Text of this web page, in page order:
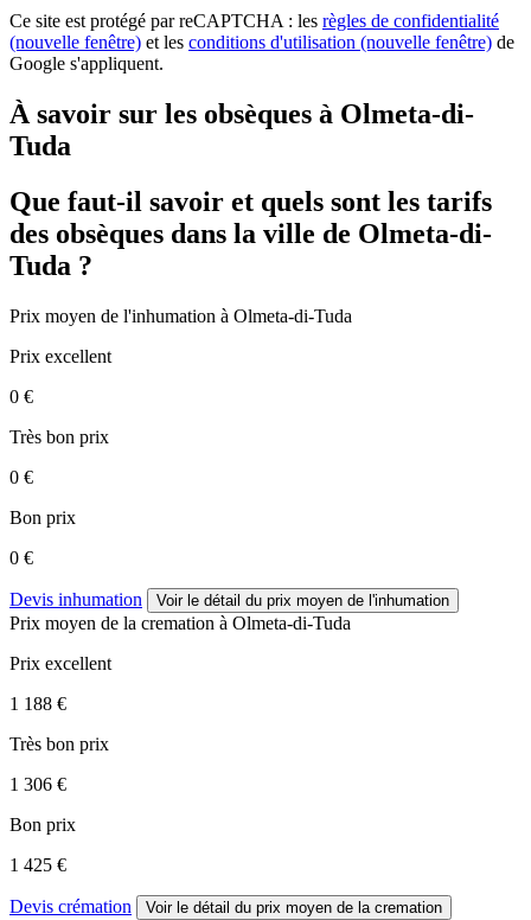
Ce site est protégé par reCAPTCHA : les règles de confidentialité
(nouvelle fenêtre) et les conditions d'utilisation (nouvelle fenêtre) de
Google s'appliquent.
À savoir sur les obsèques à Olmeta-di-
Tuda
Que faut-il savoir et quels sont les tarifs
des obsèques dans la ville de Olmeta-di-
Tuda ?
Prix moyen de l'inhumation à Olmeta-di-Tuda
Prix excellent
0 €
Très bon prix
0 €
Bon prix
0 €
Devis inhumation Voir le détail du prix moyen de l'inhumation
Prix moyen de la cremation à Olmeta-di-Tuda
Prix excellent
1 188 €
Très bon prix
1 306 €
Bon prix
1 425 €
Devis crémation Voir le détail du prix moyen de la cremation